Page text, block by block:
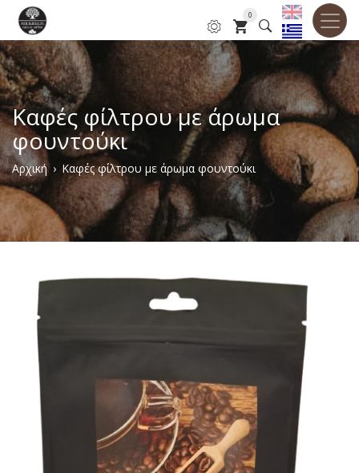
Παράκαμψη
προς
το
κυρίως
περιεχόμενο
0
Καφές φίλτρου με άρωμα
φουντούκι
Breadcrumb
Αρχική Καφές φίλτρου με άρωμα φουντούκι